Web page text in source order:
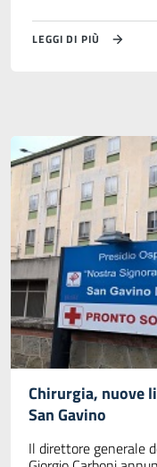
LEGGI DI PIÙ
Chirurgia, nuove
San Gavino
Il direttore generale